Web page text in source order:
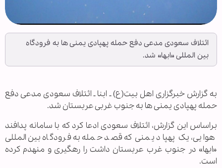
ائتلاف سعودی مدعی دفع حمله پهپادی یمنی ها به فرودگاه
بین المللی «ابها» شد.
به گزارش خبرگزاری اهل بیت(ع) ـ ابنا ـ ائتلاف سعودی مدعی دفع
حمله پهپادی یمنی ها به جنوب غربی عربستان شد.
براساس این گزارش، ائتلاف سعودی ادعا کرد که با سامانه پدافند
هوایی، یک پهپاد یمنی که قصد حمله به فرودگاه بین المللی
«ابها» در جنوب غرب عربستان داشت را رهگیری و منهدم کرده
است.